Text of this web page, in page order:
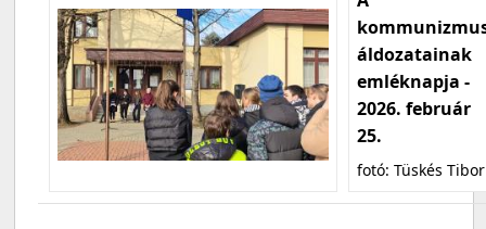
áldozatainak
emléknapja -
2026. február
25.
fotó: Tüskés Tibor